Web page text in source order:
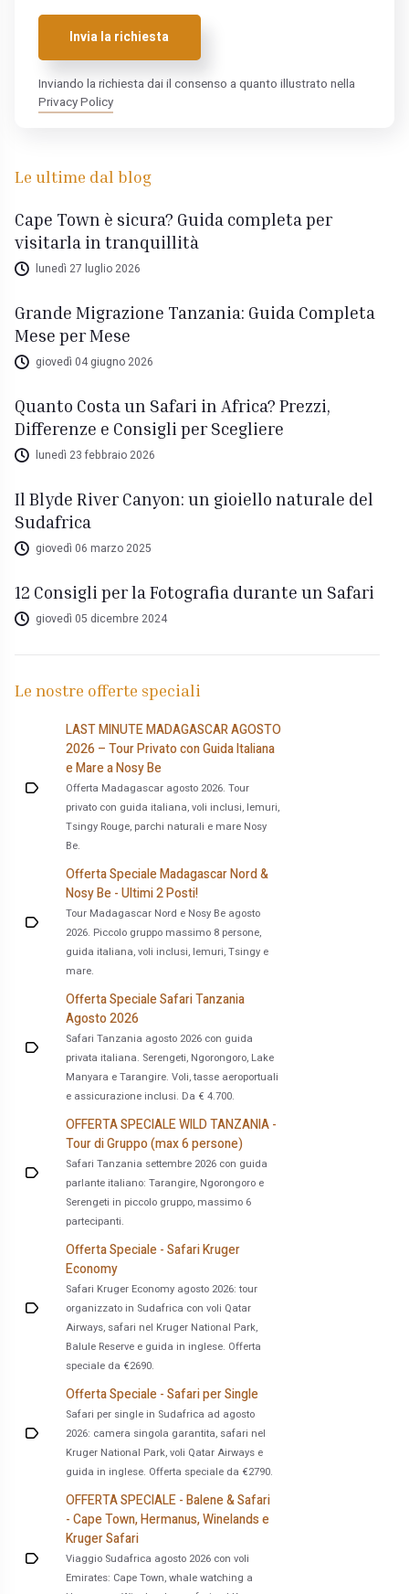
Invia la richiesta
Inviando la richiesta dai il consenso a quanto illustrato nella
Privacy Policy
Le ultime dal blog
Cape Town è sicura? Guida completa per
visitarla in tranquillità
lunedì 27 luglio 2026
Grande Migrazione Tanzania: Guida Completa
Mese per Mese
giovedì 04 giugno 2026
Quanto Costa un Safari in Africa? Prezzi,
Differenze e Consigli per Scegliere
lunedì 23 febbraio 2026
Il Blyde River Canyon: un gioiello naturale del
Sudafrica
giovedì 06 marzo 2025
12 Consigli per la Fotografia durante un Safari
giovedì 05 dicembre 2024
Le nostre offerte speciali
LAST MINUTE MADAGASCAR AGOSTO
2026 – Tour Privato con Guida Italiana
e Mare a Nosy Be
Offerta Madagascar agosto 2026. Tour
privato con guida italiana, voli inclusi, lemuri,
Tsingy Rouge, parchi naturali e mare Nosy
Be.
Offerta Speciale Madagascar Nord &
Nosy Be - Ultimi 2 Posti!
Tour Madagascar Nord e Nosy Be agosto
2026. Piccolo gruppo massimo 8 persone,
guida italiana, voli inclusi, lemuri, Tsingy e
mare.
Offerta Speciale Safari Tanzania
Agosto 2026
Safari Tanzania agosto 2026 con guida
privata italiana. Serengeti, Ngorongoro, Lake
Manyara e Tarangire. Voli, tasse aeroportuali
e assicurazione inclusi. Da € 4.700.
OFFERTA SPECIALE WILD TANZANIA -
Tour di Gruppo (max 6 persone)
Safari Tanzania settembre 2026 con guida
parlante italiano: Tarangire, Ngorongoro e
Serengeti in piccolo gruppo, massimo 6
partecipanti.
Offerta Speciale - Safari Kruger
Economy
Safari Kruger Economy agosto 2026: tour
organizzato in Sudafrica con voli Qatar
Airways, safari nel Kruger National Park,
Balule Reserve e guida in inglese. Offerta
speciale da €2690.
Offerta Speciale - Safari per Single
Safari per single in Sudafrica ad agosto
2026: camera singola garantita, safari nel
Kruger National Park, voli Qatar Airways e
guida in inglese. Offerta speciale da €2790.
OFFERTA SPECIALE - Balene & Safari
- Cape Town, Hermanus, Winelands e
Kruger Safari
Viaggio Sudafrica agosto 2026 con voli
Emirates: Cape Town, whale watching a